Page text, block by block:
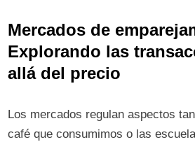
Mercados de
Explorando las
allá del precio
Los mercados regulan aspectos
café que consumimos o las